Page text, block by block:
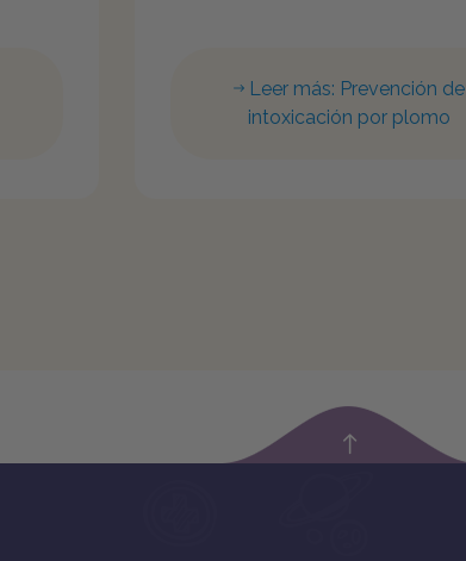
Leer más: Prevención de
intoxicación por plomo